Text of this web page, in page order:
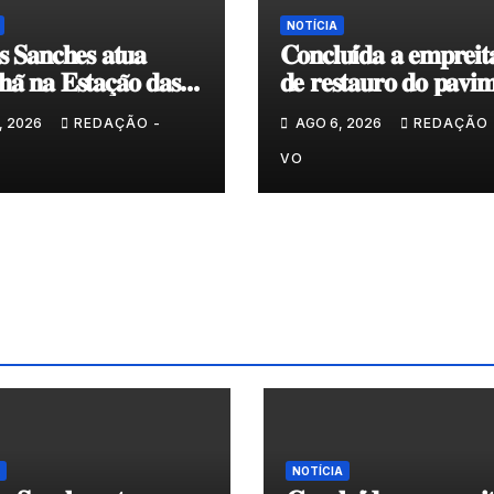
𝐒𝐚𝐧𝐜𝐡𝐞𝐬 𝐚𝐭𝐮𝐚
𝐧𝐚 𝐄𝐬𝐭𝐚𝐜̧𝐚̃𝐨 𝐝𝐚𝐬
2026 REDAÇÃO -
NOTÍCIA
𝐂𝐨𝐧𝐜𝐥𝐮𝐢́𝐝𝐚 𝐚
𝐝𝐞 𝐫𝐞𝐬𝐭𝐚𝐮𝐫𝐨 𝐝𝐨
𝐞𝐧𝐯𝐨𝐥𝐯𝐞𝐧𝐭𝐞 𝐚̀ 𝐂𝐚𝐩𝐞𝐥𝐚
𝐂𝐨𝐯𝐚𝐬
AGO 6, 2026 REDAÇÃO
VO
NOTÍCIA